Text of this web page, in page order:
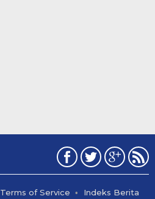
Terms of Service Indeks Berita